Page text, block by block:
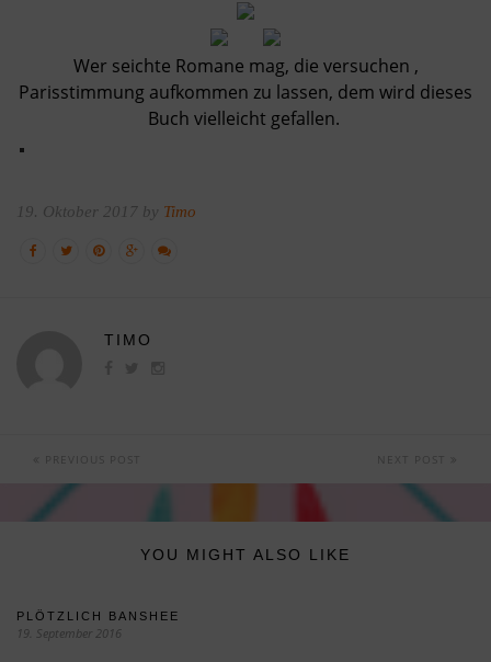
Wer seichte Romane mag, die versuchen ,
Parisstimmung aufkommen zu lassen, dem wird dieses
Buch vielleicht gefallen.
19. Oktober 2017 by Timo
TIMO
PREVIOUS POST NEXT POST
YOU MIGHT ALSO LIKE
PLÖTZLICH BANSHEE
19. September 2016